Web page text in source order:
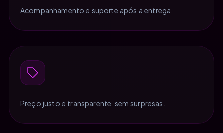
Acompanhamento e suporte após a entrega.
Preço justo e transparente, sem surpresas.